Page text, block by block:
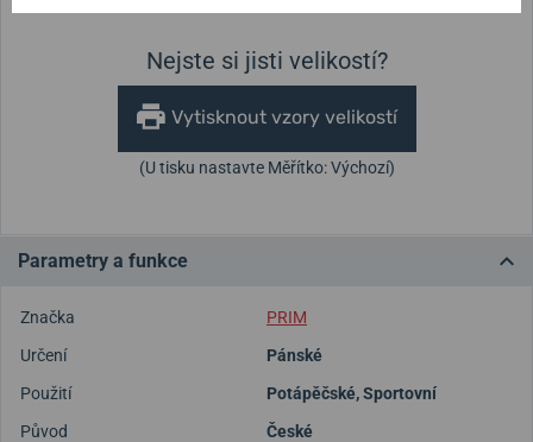
Nejste si jisti velikostí?
Vytisknout vzory velikostí
(U tisku nastavte Měřítko: Výchozí)
Parametry a funkce
Značka
PRIM
Určení
Pánské
Použití
Potápěčské,Sportovní
Původ
České